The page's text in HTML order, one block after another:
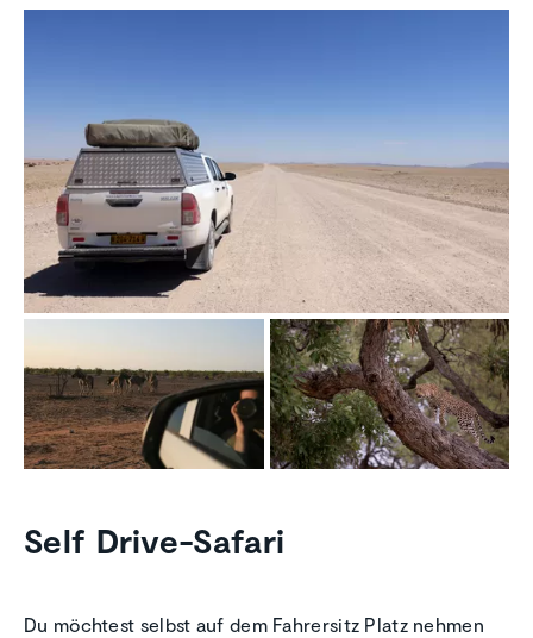
Self Drive-Safari
Du möchtest selbst auf dem Fahrersitz Platz nehmen